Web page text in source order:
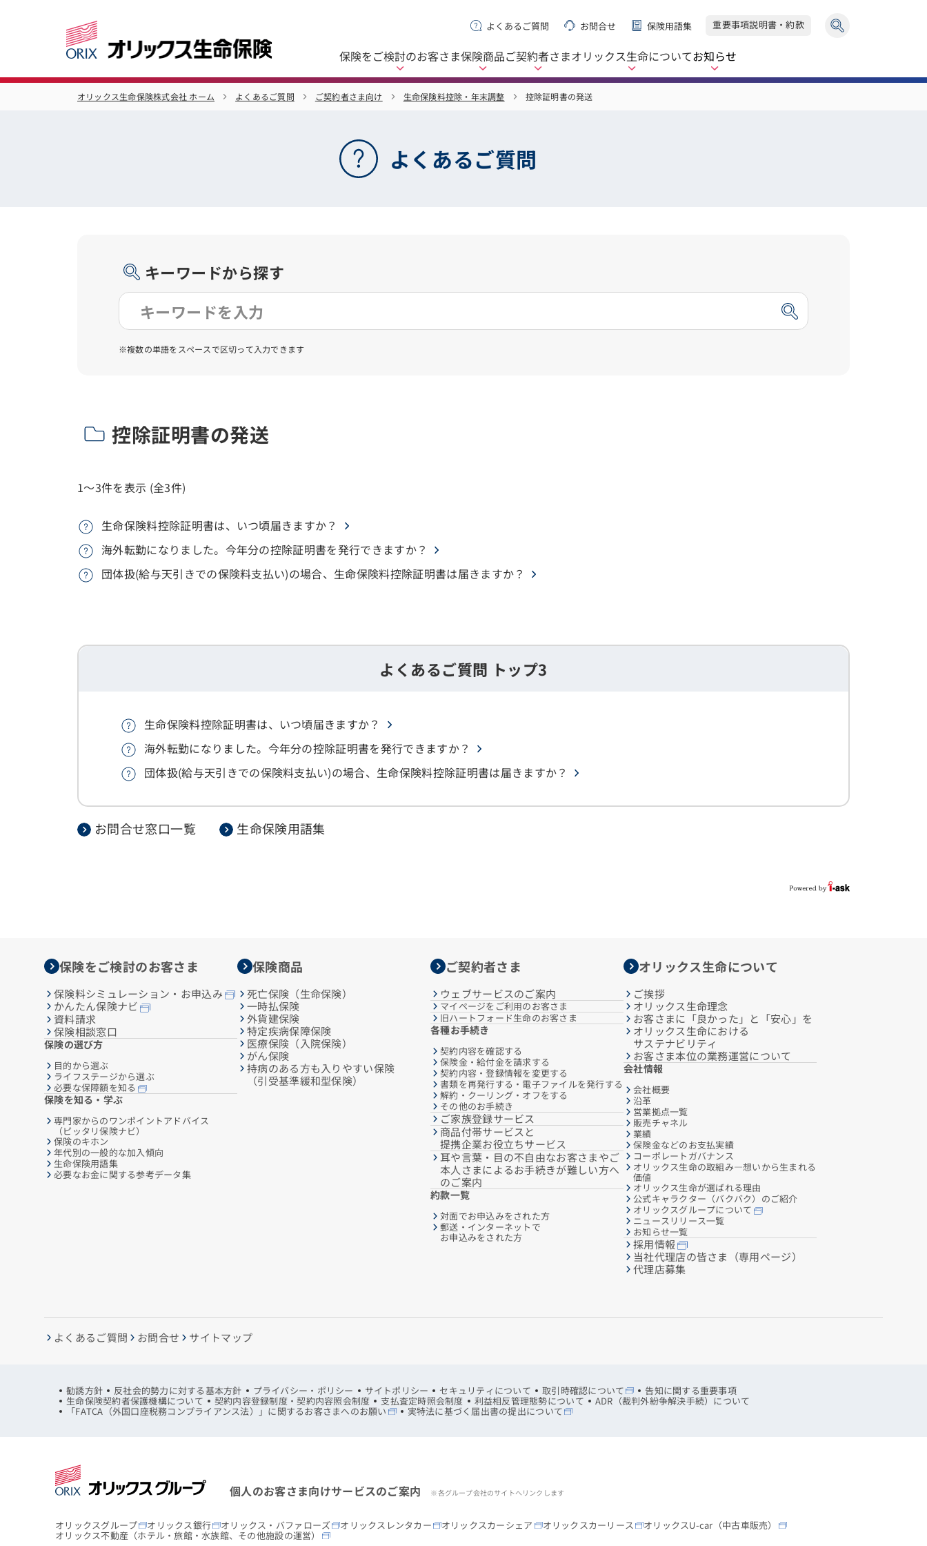
保険をご検討のお客さま保険商品ご契約者さまオリックス生命についてお知らせ
よくあるご質問 お問合せ 保険用語集 重要事項説明書・約款
オリックス生命保険株式会社 ホーム よくあるご質問 ご契約者さま向け 生命保険料控除・年末調整 控除証明書の発送
よくあるご質問
キーワードから探す
※複数の単語をスペースで区切って入力できます
控除証明書の発送
1～3件を表示 (全3件)
生命保険料控除証明書は、いつ頃届きますか？
海外転勤になりました。今年分の控除証明書を発行できますか？
団体扱(給与天引きでの保険料支払い)の場合、生命保険料控除証明書は届きますか？
よくあるご質問 トップ3
生命保険料控除証明書は、いつ頃届きますか？
海外転勤になりました。今年分の控除証明書を発行できますか？
団体扱(給与天引きでの保険料支払い)の場合、生命保険料控除証明書は届きますか？
お問合せ窓口一覧 生命保険用語集
保険をご検討のお客さま
保険料シミュレーション・お申込み
かんたん保険ナビ
資料請求
保険相談窓口
保険の選び方
目的から選ぶ
ライフステージから選ぶ
必要な保障額を知る
保険を知る・学ぶ
専門家からのワンポイントアドバイス
（ピッタリ保険ナビ）
保険のキホン
年代別の一般的な加入傾向
生命保険用語集
必要なお金に関する参考データ集
保険商品
死亡保険（生命保険）
一時払保険
外貨建保険
特定疾病保障保険
医療保険（入院保険）
がん保険
持病のある方も入りやすい保険
（引受基準緩和型保険）
ご契約者さま
ウェブサービスのご案内
マイページをご利用のお客さま
旧ハートフォード生命のお客さま
各種お手続き
契約内容を確認する
保険金・給付金を請求する
契約内容・登録情報を変更する
書類を再発行する・電子ファイルを発行する
解約・クーリング・オフをする
その他のお手続き
ご家族登録サービス
商品付帯サービスと
提携企業お役立ちサービス
耳や言葉・目の不自由なお客さまやご
本人さまによるお手続きが難しい方へ
のご案内
約款一覧
対面でお申込みをされた方
郵送・インターネットで
お申込みをされた方
オリックス生命について
ご挨拶
オリックス生命理念
お客さまに「良かった」と「安心」を
オリックス生命における
サステナビリティ
お客さま本位の業務運営について
会社情報
会社概要
沿革
営業拠点一覧
販売チャネル
業績
保険金などのお支払実績
コーポレートガバナンス
オリックス生命の取組み―想いから生まれる
価値
オリックス生命が選ばれる理由
公式キャラクター（バクバク）のご紹介
オリックスグループについて
ニュースリリース一覧
お知らせ一覧
採用情報
当社代理店の皆さま（専用ページ）
代理店募集
よくあるご質問 お問合せ サイトマップ
勧誘方針 反社会的勢力に対する基本方針 プライバシー・ポリシー サイトポリシー セキュリティについて 取引時確認について 告知に関する重要事項
生命保険契約者保護機構について 契約内容登録制度・契約内容照会制度 支払査定時照会制度 利益相反管理態勢について ADR（裁判外紛争解決手続）について
「FATCA（外国口座税務コンプライアンス法）」に関するお客さまへのお願い 実特法に基づく届出書の提出について
個人のお客さま向けサービスのご案内 ※各グループ会社のサイトへリンクします
オリックスグループ オリックス銀行 オリックス・バファローズ オリックスレンタカー オリックスカーシェア オリックスカーリース オリックスU-car（中古車販売）
オリックス不動産 （ホテル・旅館・水族館、その他施設の運営）